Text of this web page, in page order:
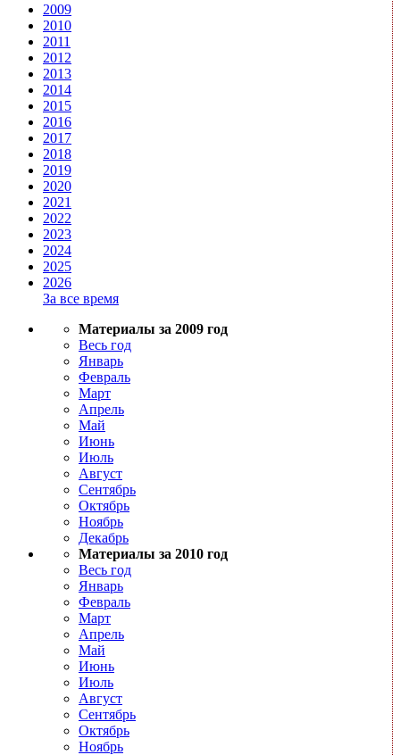
2009
2010
2011
2012
2013
2014
2015
2016
2017
2018
2019
2020
2021
2022
2023
2024
2025
2026
За все время
Материалы за 2009 год
Весь год
Январь
Февраль
Март
Апрель
Май
Июнь
Июль
Август
Сентябрь
Октябрь
Ноябрь
Декабрь
Материалы за 2010 год
Весь год
Январь
Февраль
Март
Апрель
Май
Июнь
Июль
Август
Сентябрь
Октябрь
Ноябрь